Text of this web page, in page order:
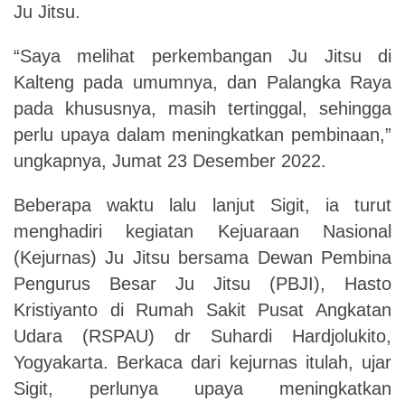
Ju Jitsu.
“Saya melihat perkembangan Ju Jitsu di
Kalteng pada umumnya, dan Palangka Raya
pada khususnya, masih tertinggal, sehingga
perlu upaya dalam meningkatkan pembinaan,”
ungkapnya, Jumat 23 Desember 2022.
Beberapa waktu lalu lanjut Sigit, ia turut
menghadiri kegiatan Kejuaraan Nasional
(Kejurnas) Ju Jitsu bersama Dewan Pembina
Pengurus Besar Ju Jitsu (PBJI), Hasto
Kristiyanto di Rumah Sakit Pusat Angkatan
Udara (RSPAU) dr Suhardi Hardjolukito,
Yogyakarta. Berkaca dari kejurnas itulah, ujar
Sigit, perlunya upaya meningkatkan